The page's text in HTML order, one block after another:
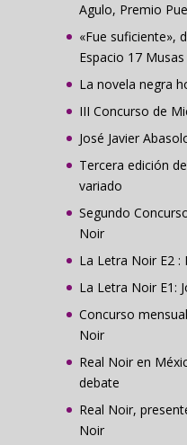
Agulo, Premio
«Fue suficiente»,
Espacio 17 Musas
La novela negra
III Concurso de
José Javier
Tercera edición
variado
Segundo
Noir
La Letra Noir E2 :
La Letra Noir E1:
Concurso
Noir
Real Noir en
debate
Real Noir,
Noir